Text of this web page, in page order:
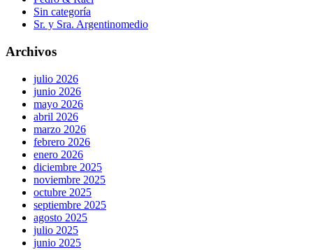
Sin categoría
Sr. y Sra. Argentinomedio
Archivos
julio 2026
junio 2026
mayo 2026
abril 2026
marzo 2026
febrero 2026
enero 2026
diciembre 2025
noviembre 2025
octubre 2025
septiembre 2025
agosto 2025
julio 2025
junio 2025